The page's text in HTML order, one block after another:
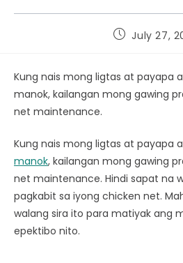
July 27,
Kung nais mong ligtas at payapa
manok, kailangan mong gawing
net maintenance.
Kung nais mong ligtas at payapa
manok, kailangan mong gawing
net maintenance. Hindi sapat na
pagkabit sa iyong chicken net.
walang sira ito para matiyak ang
epektibo nito.